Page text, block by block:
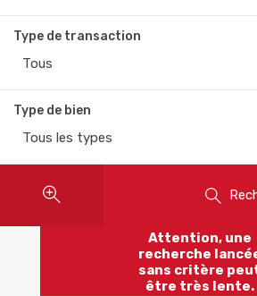
Type de transaction
Tous
Type de bien
Tous les types
Attention, une
recherche
sans critère
être très lente.